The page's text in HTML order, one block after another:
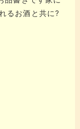
るお酒と共に?